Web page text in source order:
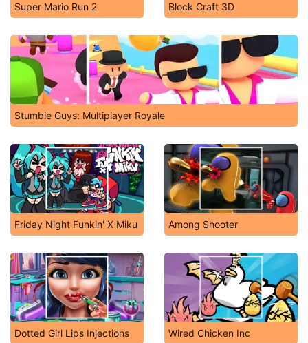
Super Mario Run 2 Block Craft 3D
Stumble Guys: Multiplayer Royale
Friday Night Funkin' X Miku Among Shooter
Dotted Girl Lips Injections Wired Chicken Inc